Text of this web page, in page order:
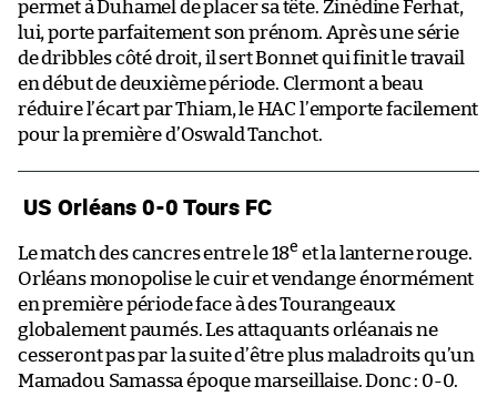
permet à Duhamel de placer sa tête. Zinédine Ferhat,
lui, porte parfaitement son prénom. Après une série
de dribbles côté droit, il sert Bonnet qui finit le travail
en début de deuxième période. Clermont a beau
réduire l’écart par Thiam, le HAC l’emporte facilement
pour la première d’Oswald Tanchot.
US Orléans 0-0 Tours FC
Le match des cancres entre le 18e et la lanterne rouge.
Orléans monopolise le cuir et vendange énormément
en première période face à des Tourangeaux
globalement paumés. Les attaquants orléanais ne
cesseront pas par la suite d’être plus maladroits qu’un
Mamadou Samassa époque marseillaise. Donc : 0-0.